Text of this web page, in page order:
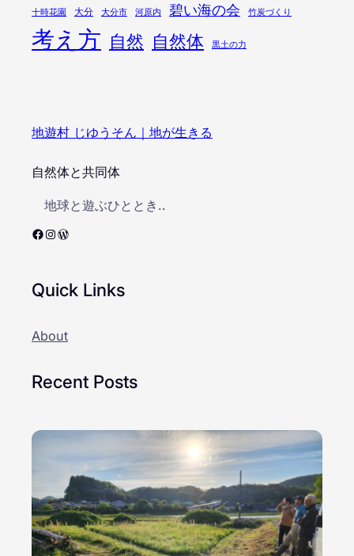
十時花園 大分 大分市 河原内 碧い海の会 竹炭づくり
考え方 自然 自然体 黒土の力
地遊村 じゆうそん｜地が生きる
自然体と共同体
地球と遊ぶひととき..
Facebook Instagram WordPress
Quick Links
About
Recent Posts